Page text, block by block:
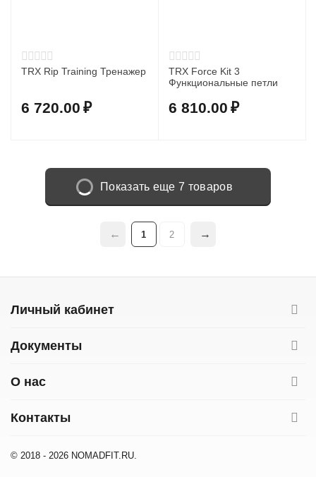
TRX Rip Training Тренажер
6 720.00 ₽
TRX Force Kit 3
Функциональные петли
6 810.00 ₽
Показать еще 7 товаров
1 2
Личный кабинет
Документы
О нас
Контакты
© 2018 - 2026 NOMADFIT.RU.